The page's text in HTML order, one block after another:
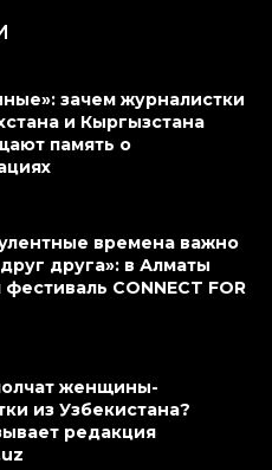
зачем журналистки
и Кыргызстана
память о
времена важно
друга»: в Алматы
CONNECT FOR
женщины-
из Узбекистана?
редакция